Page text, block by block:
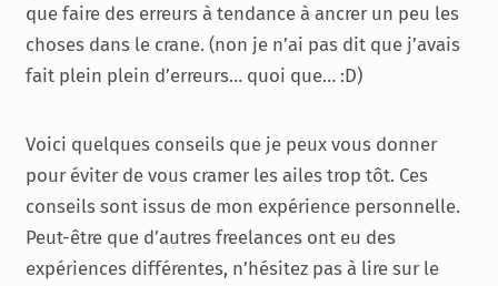
que faire des erreurs à tendance à ancrer un peu les
choses dans le crane. (non je n’ai pas dit que j’avais
fait plein plein d’erreurs… quoi que… :D)
Voici quelques conseils que je peux vous donner
pour éviter de vous cramer les ailes trop tôt. Ces
conseils sont issus de mon expérience personnelle.
Peut-être que d’autres freelances ont eu des
expériences différentes, n’hésitez pas à lire sur le